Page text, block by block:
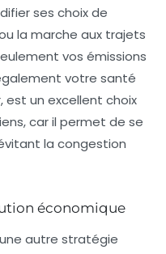
ses choix de
la marche aux trajets
vos émissions
votre santé
est un excellent choix
car il permet de se
la congestion
économique
autre stratégie